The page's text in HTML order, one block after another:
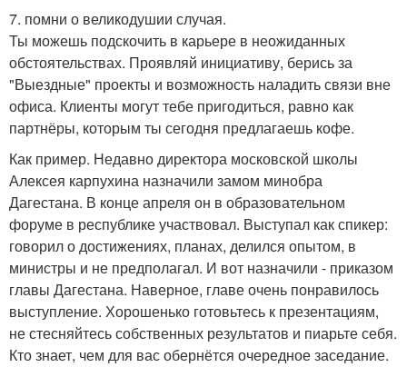
7. помни о великодушии случая.
Ты можешь подскочить в карьере в неожиданных
обстоятельствах. Проявляй инициативу, берись за
"Выездные" проекты и возможность наладить связи вне
офиса. Клиенты могут тебе пригодиться, равно как
партнёры, которым ты сегодня предлагаешь кофе.
Как пример. Недавно директора московской школы
Алексея карпухина назначили замом минобра
Дагестана. В конце апреля он в образовательном
форуме в республике участвовал. Выступал как спикер:
говорил о достижениях, планах, делился опытом, в
министры и не предполагал. И вот назначили - приказом
главы Дагестана. Наверное, главе очень понравилось
выступление. Хорошенько готовьтесь к презентациям,
не стесняйтесь собственных результатов и пиарьте себя.
Кто знает, чем для вас обернётся очередное заседание.